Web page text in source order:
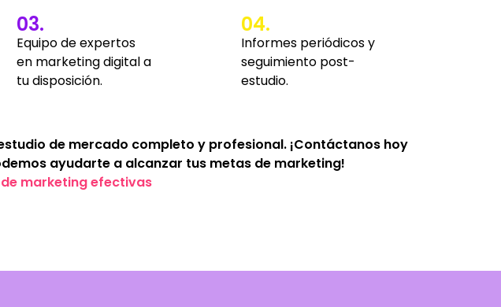
03.
Equipo de expertos
en marketing digital a
tu disposición.
04.
Informes periódicos y
seguimiento post-
estudio.
de mercado completo y profesional. ¡Contáctanos hoy
ayudarte a alcanzar tus metas de marketing!
marketing efectivas